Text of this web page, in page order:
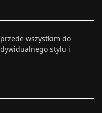
wszystkim do
stylu i